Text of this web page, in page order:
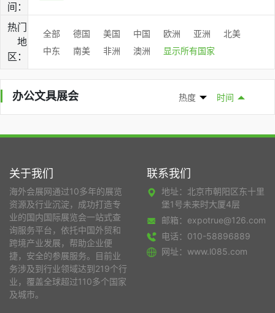
间：
热门
地
区：
全部 德国 美国 中国 欧洲 亚洲
北美
中东
南美 非洲 澳洲 显示所有国家
办公文具展会 热度 时间
关于我们
海外会展网通过10多年的展览
资源及行业沉淀，成功打造专
业的国内国际展览会一站式查
询服务平台，依托中国外贸和
跨境产业发展，帮助企业便
捷，安全的参展服务。目前业
务涉及到行业领域达到219个行
业，覆盖全球超过110多个国家
及城市。
联系我们
地址：北京市朝阳区东十里
堡1号未来时大厦4层
邮箱：expotrue@126.com
电话：010-58896889
网址：www.l085.com